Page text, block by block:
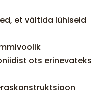
et vältida lühiseid
ots erinevateks